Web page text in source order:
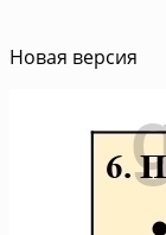
Новая версия